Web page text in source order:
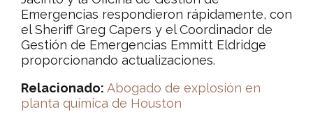
Emergencias respondieron rápidamente, con
el Sheriff Greg Capers y el Coordinador de
Gestión de Emergencias Emmitt Eldridge
proporcionando actualizaciones.
Relacionado: Abogado de explosión en
planta química de Houston